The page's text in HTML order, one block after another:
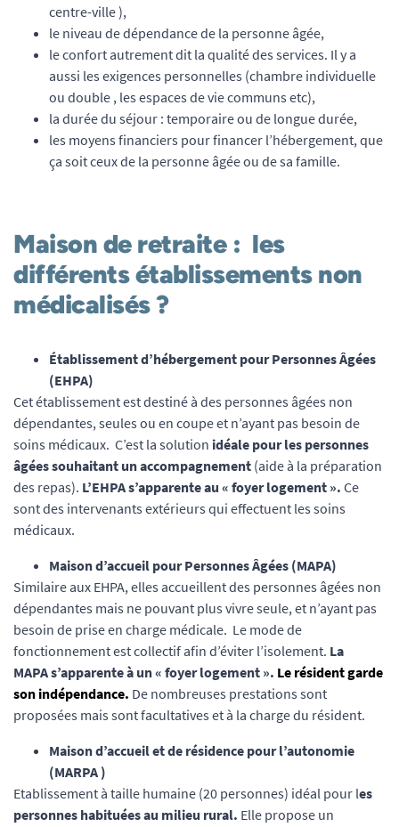
centre-ville ),
le niveau de dépendance de la personne âgée,
le confort autrement dit la qualité des services. Il y a
aussi les exigences personnelles (chambre individuelle
ou double , les espaces de vie communs etc),
la durée du séjour : temporaire ou de longue durée,
les moyens financiers pour financer l’hébergement, que
ça soit ceux de la personne âgée ou de sa famille.
Maison de retraite : les
différents établissements non
médicalisés ?
Établissement d’hébergement pour Personnes Âgées
(EHPA)
Cet établissement est destiné à des personnes âgées non
dépendantes, seules ou en coupe et n’ayant pas besoin de
soins médicaux. C’est la solution idéale pour les personnes
âgées souhaitant un accompagnement (aide à la préparation
des repas). L’EHPA s’apparente au « foyer logement ». Ce
sont des intervenants extérieurs qui effectuent les soins
médicaux.
Maison d’accueil pour Personnes Âgées (MAPA)
Similaire aux EHPA, elles accueillent des personnes âgées non
dépendantes mais ne pouvant plus vivre seule, et n’ayant pas
besoin de prise en charge médicale. Le mode de
fonctionnement est collectif afin d’éviter l’isolement. La
MAPA s’apparente à un « foyer logement ». Le résident garde
son indépendance. De nombreuses prestations sont
proposées mais sont facultatives et à la charge du résident.
Maison d’accueil et de résidence pour l’autonomie
(MARPA )
Etablissement à taille humaine (20 personnes) idéal pour les
personnes habituées au milieu rural. Elle propose un